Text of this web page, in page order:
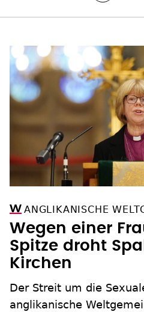
ANGLIKANISCHE
Wegen einer
Spitze droht
Kirchen
Der Streit um die
anglikanische